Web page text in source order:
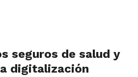
seguros de salud y
digitalización